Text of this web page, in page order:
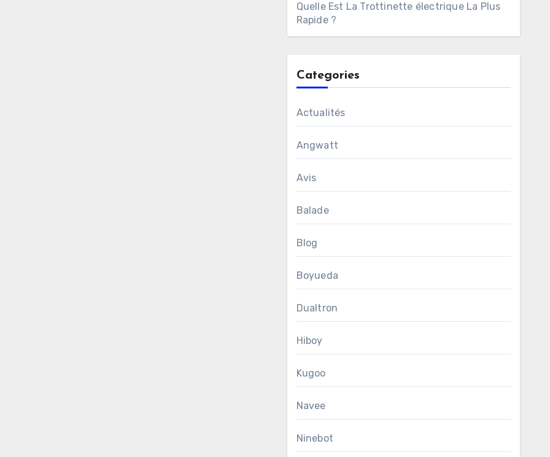
Quelle Est La Trottinette électrique La Plus
Rapide ?
Categories
Actualités
Angwatt
Avis
Balade
Blog
Boyueda
Dualtron
Hiboy
Kugoo
Navee
Ninebot